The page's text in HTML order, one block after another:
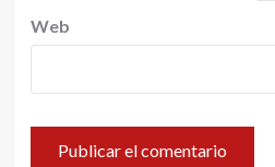
Web